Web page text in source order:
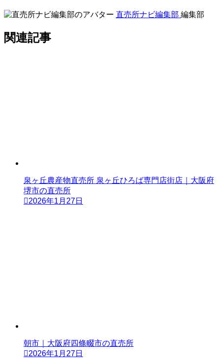
直売所ナビ編集部 編集部
関連記事
泉ヶ丘農産物直売所 泉ヶ丘ひろば専門店街店｜大阪府
堺市の直売所
2026年1月27日
朝市｜大阪府四條畷市の直売所
2026年1月27日